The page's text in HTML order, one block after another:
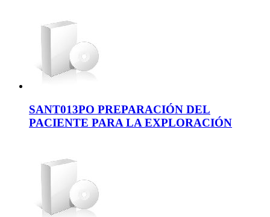
SANT013PO PREPARACIÓN DEL
PACIENTE PARA LA EXPLORACIÓN